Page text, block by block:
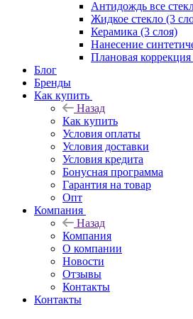
Антидождь все
Жидкое стекло (3
Керамика (3 слоя)
Нанесение
Плановая
Блог
Бренды
Как купить
Назад
Как купить
Условия оплаты
Условия доставки
Условия кредита
Бонусная программа
Гарантия на товар
Опт
Компания
Назад
Компания
О компании
Новости
Отзывы
Контакты
Контакты